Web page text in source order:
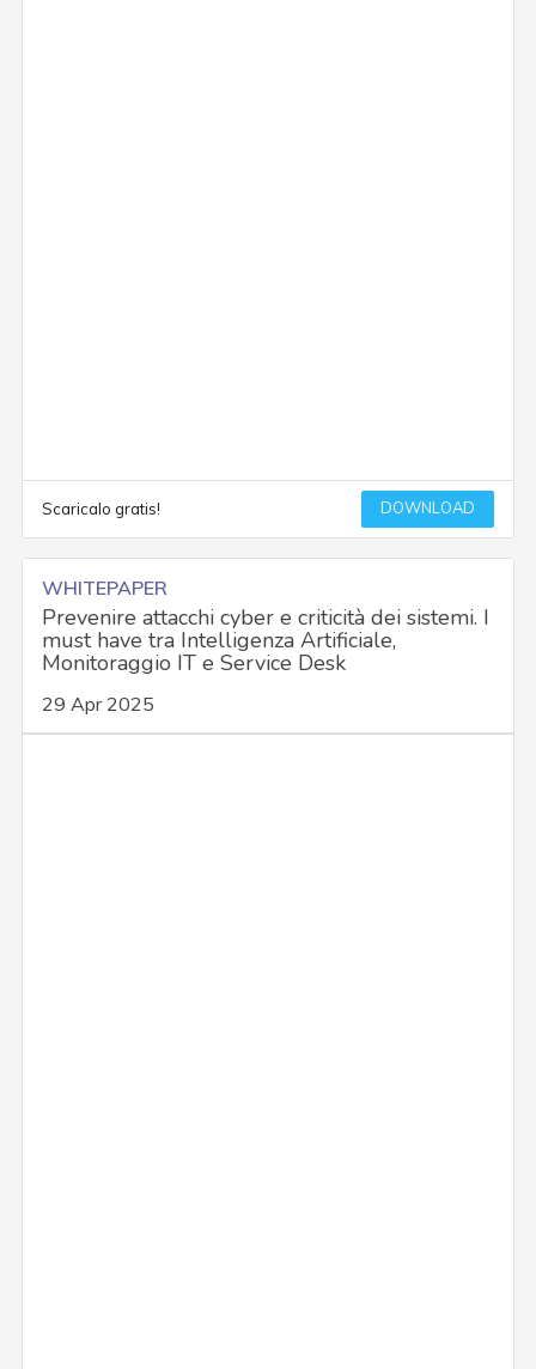
Scaricalo gratis! DOWNLOAD
WHITEPAPER
Prevenire attacchi cyber e criticità dei sistemi. I
must have tra Intelligenza Artificiale,
Monitoraggio IT e Service Desk
29 Apr 2025